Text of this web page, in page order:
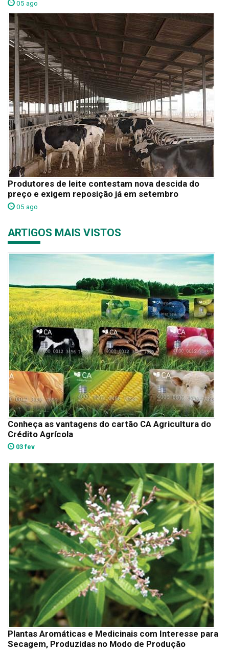
05 ago
Produtores de leite contestam nova descida do
preço e exigem reposição já em setembro
05 ago
ARTIGOS MAIS VISTOS
Conheça as vantagens do cartão CA Agricultura do
Crédito Agrícola
03 fev
Plantas Aromáticas e Medicinais com Interesse para
Secagem, Produzidas no Modo de Produção